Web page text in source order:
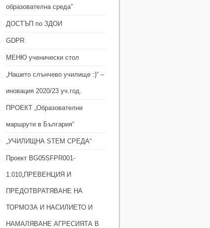
образователна среда”
ДОСТЪП по ЗДОИ
GDPR
МЕНЮ ученически стол
„Нашето слънчево училище :)“ –
иновация 2020/23 уч.год.
ПРОЕКТ „Образователни
маршрути в България“
„УЧИЛИЩНА STEM СРЕДА“
Проект BG05SFPR001-
1.010„ПРЕВЕНЦИЯ И
ПРЕДОТВРАТЯВАНЕ НА
ТОРМОЗА И НАСИЛИЕТО И
НАМАЛЯВАНЕ АГРЕСИЯТА В